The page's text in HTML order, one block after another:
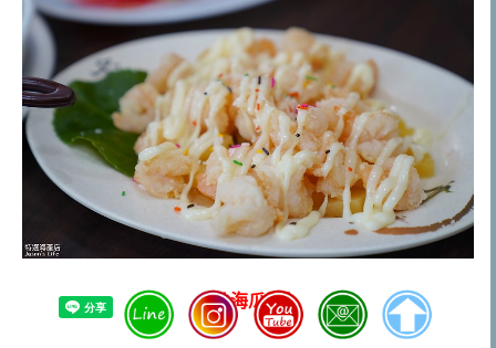
【炒海瓜子】